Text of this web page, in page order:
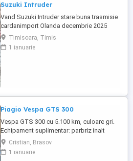
Suzuki Intruder
Vand Suzuki Intruder stare buna trasmisie
cardanimport Olanda decembrie 2025
inmatriculat RO IN FEBRUARIE Nu raspund
la mesaje.Schimb cu ATV plus sau minus
diferenta
Timisoara, Timis
1 ianuarie
Piagio Vespa GTS 300
Vespa GTS 300 cu 5.100 km, culoare gri.
Echipament suplimentar: parbriz inalt
Faco (montat 2026), geanta portbagaj
Classic; prelungitor scarite pasager;
suspensie fata Bitubo si frane fata spate
Cristian, Brasov
1 ianuarie